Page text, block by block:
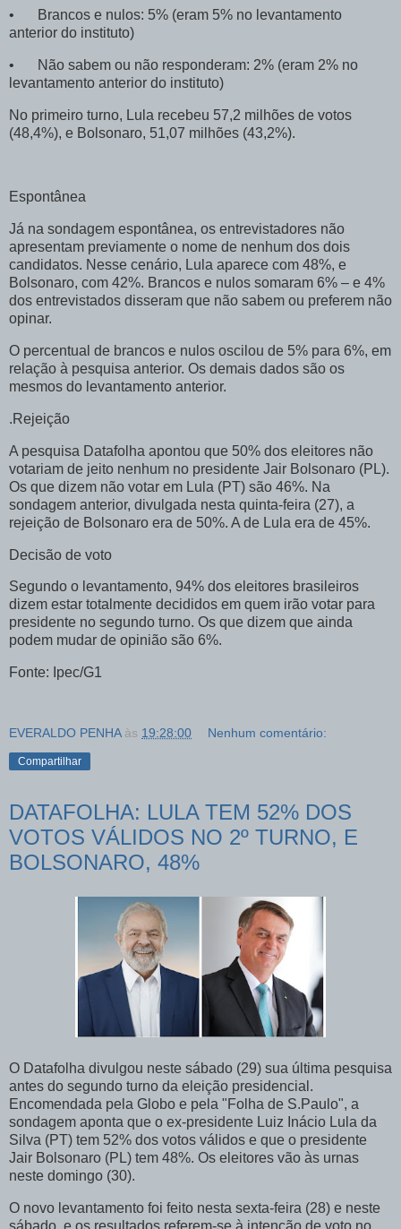
•
Brancos e nulos: 5% (eram 5% no levantamento
anterior do instituto)
•
Não sabem ou não responderam: 2% (eram 2% no
levantamento anterior do instituto)
No primeiro turno, Lula recebeu 57,2 milhões de votos
(48,4%), e Bolsonaro, 51,07 milhões (43,2%).
Espontânea
Já na sondagem espontânea, os entrevistadores não
apresentam previamente o nome de nenhum dos dois
candidatos. Nesse cenário, Lula aparece com 48%, e
Bolsonaro, com 42%. Brancos e nulos somaram 6% – e 4%
dos entrevistados disseram que não sabem ou preferem não
opinar.
O percentual de brancos e nulos oscilou de 5% para 6%, em
relação à pesquisa anterior. Os demais dados são os
mesmos do levantamento anterior.
.Rejeição
A pesquisa Datafolha apontou que 50% dos eleitores não
votariam de jeito nenhum no presidente Jair Bolsonaro (PL).
Os que dizem não votar em Lula (PT) são 46%. Na
sondagem anterior, divulgada nesta quinta-feira (27), a
rejeição de Bolsonaro era de 50%. A de Lula era de 45%.
Decisão de voto
Segundo o levantamento, 94% dos eleitores brasileiros
dizem estar totalmente decididos em quem irão votar para
presidente no segundo turno. Os que dizem que ainda
podem mudar de opinião são 6%.
Fonte: Ipec/G1
EVERALDO PENHA às 19:28:00 Nenhum comentário:
Compartilhar
DATAFOLHA: LULA TEM 52% DOS
VOTOS VÁLIDOS NO 2º TURNO, E
BOLSONARO, 48%
O Datafolha divulgou neste sábado (29) sua última pesquisa
antes do segundo turno da eleição presidencial.
Encomendada pela Globo e pela "Folha de S.Paulo", a
sondagem aponta que o ex-presidente Luiz Inácio Lula da
Silva (PT) tem 52% dos votos válidos e que o presidente
Jair Bolsonaro (PL) tem 48%. Os eleitores vão às urnas
neste domingo (30).
O novo levantamento foi feito nesta sexta-feira (28) e neste
sábado, e os resultados referem-se à intenção de voto no